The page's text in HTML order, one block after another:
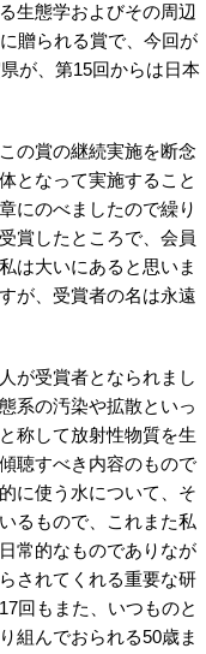
生態学およびその周辺
贈られる賞で、今回が
が、第15回からは日本
の賞の継続実施を断念
となって実施すること
にのべましたので繰り
賞したところで、会員
は大いにあると思いま
が、受賞者の名は永遠
が受賞者となられまし
系の汚染や拡散といっ
称して放射性物質を生
聴すべき内容のもので
に使う水について、そ
るもので、これまた私
常的なものでありなが
されてくれる重要な研
回もまた、いつものと
組んでおられる50歳ま